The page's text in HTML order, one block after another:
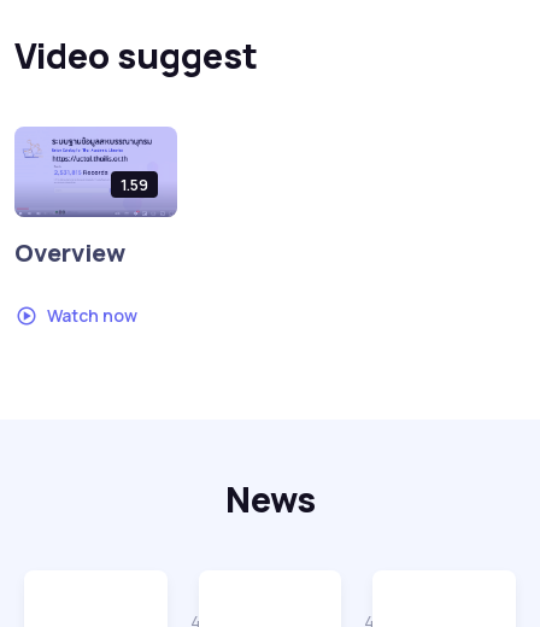
Video suggest
1.59
Overview
Watch now
News
4
4